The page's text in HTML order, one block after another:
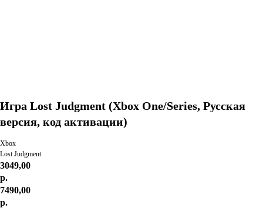
Игра Lost Judgment (Xbox One/Series, Русская
версия, код активации)
Xbox
Lost Judgment
3049,00
р.
7490,00
р.